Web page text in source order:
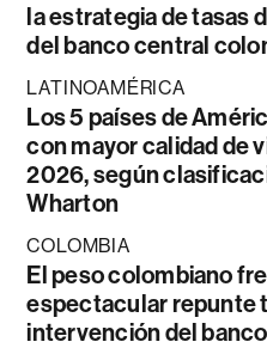
la estrategia de tasas
del banco central
LATINOAMÉRICA
Los 5 países de
con mayor calidad de
2026, según
Wharton
COLOMBIA
El peso colombiano
espectacular repunte
intervención del